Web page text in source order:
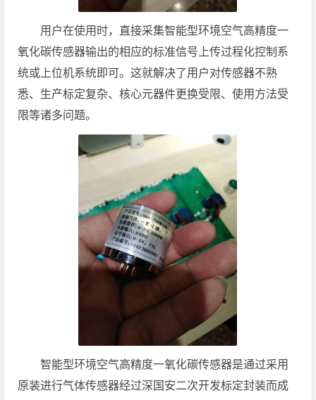
用户在使用时，直接采集智能型环境空气高精度一
氧化碳传感器输出的相应的标准信号上传过程化控制系
统或上位机系统即可。这就解决了用户对传感器不熟
悉、生产标定复杂、核心元器件更换受限、使用方法受
限等诸多问题。
智能型环境空气高精度一氧化碳传感器是通过采用
原装进行气体传感器经过深国安二次开发标定封装而成